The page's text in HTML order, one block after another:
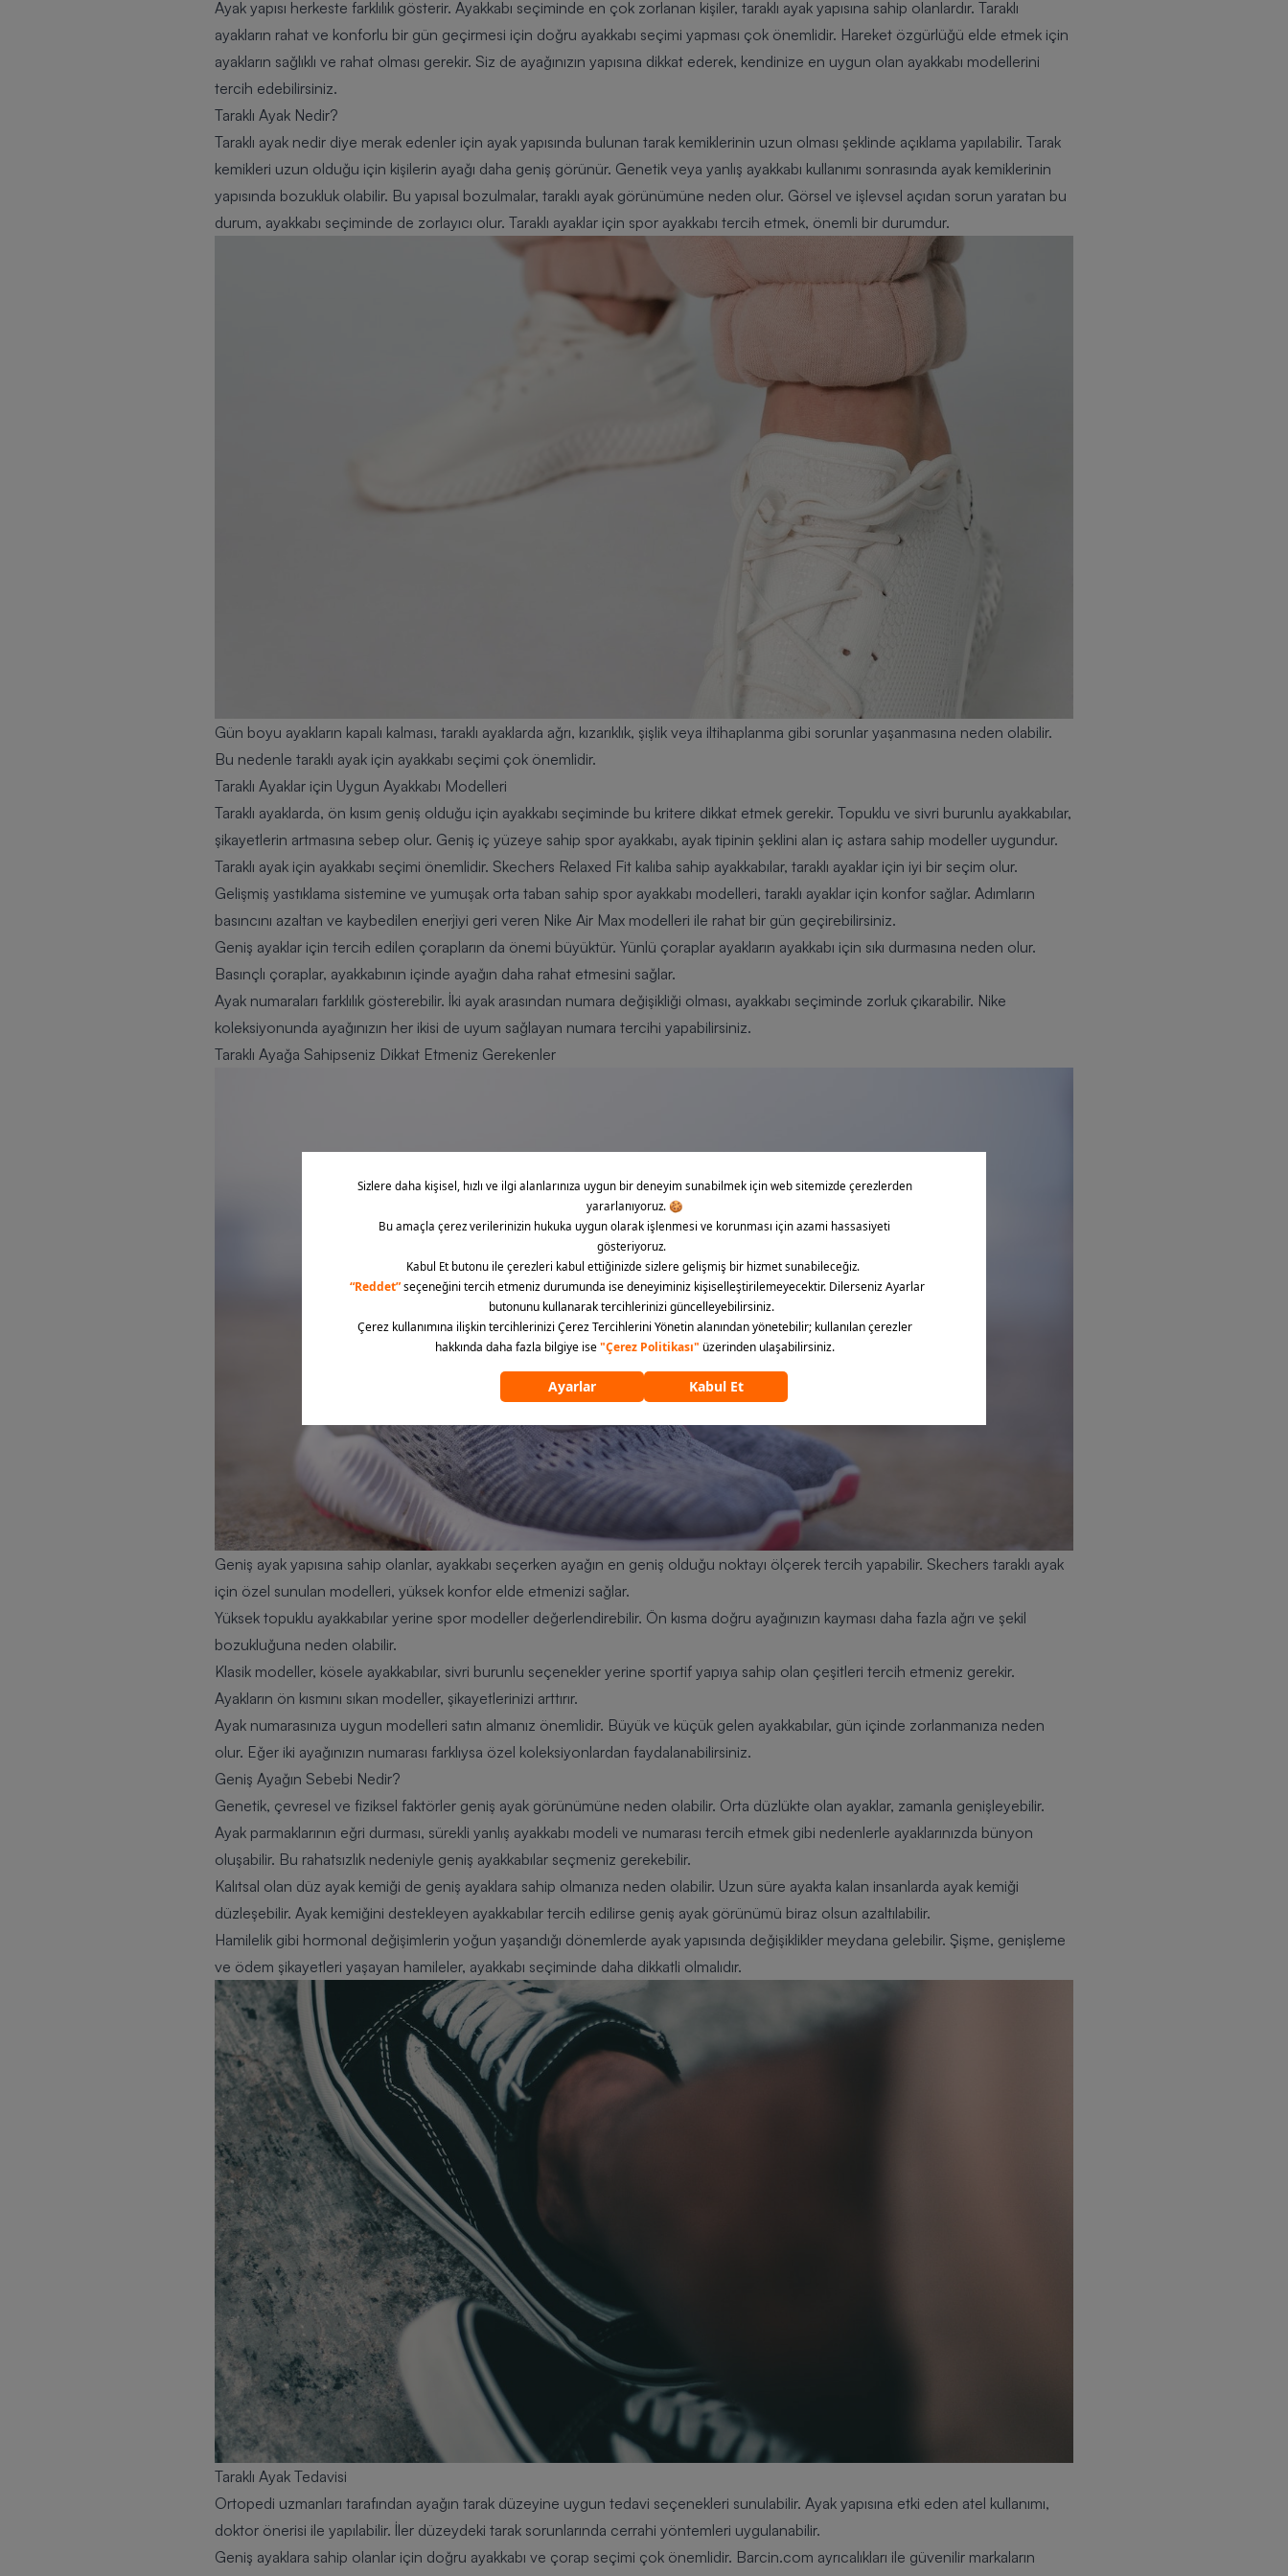
Ayak yapısı herkeste farklılık gösterir. Ayakkabı seçiminde en çok zorlanan kişiler, taraklı ayak yapısına sahip olanlardır. Taraklı
ayakların rahat ve konforlu bir gün geçirmesi için doğru ayakkabı seçimi yapması çok önemlidir. Hareket özgürlüğü elde etmek için
ayakların sağlıklı ve rahat olması gerekir. Siz de ayağınızın yapısına dikkat ederek, kendinize en uygun olan ayakkabı modellerini
tercih edebilirsiniz.
Taraklı Ayak Nedir?
Taraklı ayak nedir diye merak edenler için ayak yapısında bulunan tarak kemiklerinin uzun olması şeklinde açıklama yapılabilir. Tarak
kemikleri uzun olduğu için kişilerin ayağı daha geniş görünür. Genetik veya yanlış ayakkabı kullanımı sonrasında ayak kemiklerinin
yapısında bozukluk olabilir. Bu yapısal bozulmalar, taraklı ayak görünümüne neden olur. Görsel ve işlevsel açıdan sorun yaratan bu
durum, ayakkabı seçiminde de zorlayıcı olur. Taraklı ayaklar için spor ayakkabı tercih etmek, önemli bir durumdur.
Gün boyu ayakların kapalı kalması, taraklı ayaklarda ağrı, kızarıklık, şişlik veya iltihaplanma gibi sorunlar yaşanmasına neden olabilir.
Bu nedenle taraklı ayak için ayakkabı seçimi çok önemlidir.
Taraklı Ayaklar için Uygun Ayakkabı Modelleri
Taraklı ayaklarda, ön kısım geniş olduğu için ayakkabı seçiminde bu kritere dikkat etmek gerekir. Topuklu ve sivri burunlu ayakkabılar,
şikayetlerin artmasına sebep olur. Geniş iç yüzeye sahip spor ayakkabı, ayak tipinin şeklini alan iç astara sahip modeller uygundur.
Taraklı ayak için ayakkabı seçimi önemlidir. Skechers Relaxed Fit kalıba sahip ayakkabılar, taraklı ayaklar için iyi bir seçim olur.
Gelişmiş yastıklama sistemine ve yumuşak orta taban sahip spor ayakkabı modelleri, taraklı ayaklar için konfor sağlar. Adımların
basıncını azaltan ve kaybedilen enerjiyi geri veren Nike Air Max modelleri ile rahat bir gün geçirebilirsiniz.
Geniş ayaklar için tercih edilen çorapların da önemi büyüktür. Yünlü çoraplar ayakların ayakkabı için sıkı durmasına neden olur.
Basınçlı çoraplar, ayakkabının içinde ayağın daha rahat etmesini sağlar.
Ayak numaraları farklılık gösterebilir. İki ayak arasından numara değişikliği olması, ayakkabı seçiminde zorluk çıkarabilir. Nike
koleksiyonunda ayağınızın her ikisi de uyum sağlayan numara tercihi yapabilirsiniz.
Taraklı Ayağa Sahipseniz Dikkat Etmeniz Gerekenler
Geniş ayak yapısına sahip olanlar, ayakkabı seçerken ayağın en geniş olduğu noktayı ölçerek tercih yapabilir. Skechers taraklı ayak
için özel sunulan modelleri, yüksek konfor elde etmenizi sağlar.
Yüksek topuklu ayakkabılar yerine spor modeller değerlendirebilir. Ön kısma doğru ayağınızın kayması daha fazla ağrı ve şekil
bozukluğuna neden olabilir.
Klasik modeller, kösele ayakkabılar, sivri burunlu seçenekler yerine sportif yapıya sahip olan çeşitleri tercih etmeniz gerekir.
Ayakların ön kısmını sıkan modeller, şikayetlerinizi arttırır.
Ayak numarasınıza uygun modelleri satın almanız önemlidir. Büyük ve küçük gelen ayakkabılar, gün içinde zorlanmanıza neden
olur. Eğer iki ayağınızın numarası farklıysa özel koleksiyonlardan faydalanabilirsiniz.
Geniş Ayağın Sebebi Nedir?
Genetik, çevresel ve fiziksel faktörler geniş ayak görünümüne neden olabilir. Orta düzlükte olan ayaklar, zamanla genişleyebilir.
Ayak parmaklarının eğri durması, sürekli yanlış ayakkabı modeli ve numarası tercih etmek gibi nedenlerle ayaklarınızda bünyon
oluşabilir. Bu rahatsızlık nedeniyle geniş ayakkabılar seçmeniz gerekebilir.
Kalıtsal olan düz ayak kemiği de geniş ayaklara sahip olmanıza neden olabilir. Uzun süre ayakta kalan insanlarda ayak kemiği
düzleşebilir. Ayak kemiğini destekleyen ayakkabılar tercih edilirse geniş ayak görünümü biraz olsun azaltılabilir.
Hamilelik gibi hormonal değişimlerin yoğun yaşandığı dönemlerde ayak yapısında değişiklikler meydana gelebilir. Şişme, genişleme
ve ödem şikayetleri yaşayan hamileler, ayakkabı seçiminde daha dikkatli olmalıdır.
Taraklı Ayak Tedavisi
Ortopedi uzmanları tarafından ayağın tarak düzeyine uygun tedavi seçenekleri sunulabilir. Ayak yapısına etki eden atel kullanımı,
doktor önerisi ile yapılabilir. İler düzeydeki tarak sorunlarında cerrahi yöntemleri uygulanabilir.
Geniş ayaklara sahip olanlar için doğru ayakkabı ve çorap seçimi çok önemlidir. Barcin.com ayrıcalıkları ile güvenilir markaların